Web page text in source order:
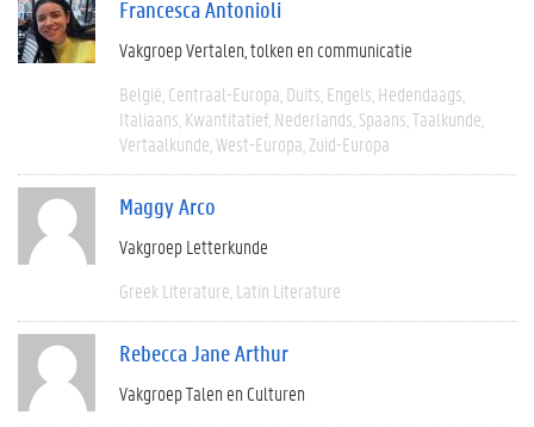
Francesca Antonioli
Vakgroep Vertalen, tolken en communicatie
België Centraal-Europa Duits Engels Hedendaags
Italiaans Kwantitatief Nederlands Spaans Taalkunde
Vertaalkunde West-Europa Zuid-Europa
Maggy Arco
Vakgroep Letterkunde
Greek Literature Latin Literature
Rebecca Jane Arthur
Vakgroep Talen en Culturen